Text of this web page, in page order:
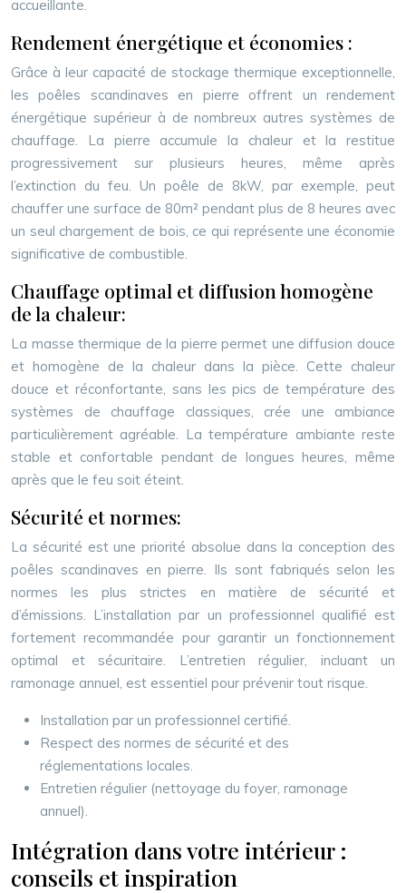
accueillante.
Rendement énergétique et économies :
Grâce à leur capacité de stockage thermique exceptionnelle,
les poêles scandinaves en pierre offrent un rendement
énergétique supérieur à de nombreux autres systèmes de
chauffage. La pierre accumule la chaleur et la restitue
progressivement sur plusieurs heures, même après
l’extinction du feu. Un poêle de 8kW, par exemple, peut
chauffer une surface de 80m² pendant plus de 8 heures avec
un seul chargement de bois, ce qui représente une économie
significative de combustible.
Chauffage optimal et diffusion homogène
de la chaleur:
La masse thermique de la pierre permet une diffusion douce
et homogène de la chaleur dans la pièce. Cette chaleur
douce et réconfortante, sans les pics de température des
systèmes de chauffage classiques, crée une ambiance
particulièrement agréable. La température ambiante reste
stable et confortable pendant de longues heures, même
après que le feu soit éteint.
Sécurité et normes:
La sécurité est une priorité absolue dans la conception des
poêles scandinaves en pierre. Ils sont fabriqués selon les
normes les plus strictes en matière de sécurité et
d’émissions. L’installation par un professionnel qualifié est
fortement recommandée pour garantir un fonctionnement
optimal et sécuritaire. L’entretien régulier, incluant un
ramonage annuel, est essentiel pour prévenir tout risque.
Installation par un professionnel certifié.
Respect des normes de sécurité et des
réglementations locales.
Entretien régulier (nettoyage du foyer, ramonage
annuel).
Intégration dans votre intérieur :
conseils et inspiration